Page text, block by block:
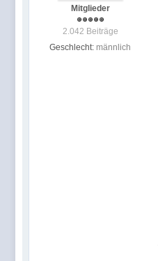
Mitglieder
2.042 Beiträge
Geschlecht: männlich